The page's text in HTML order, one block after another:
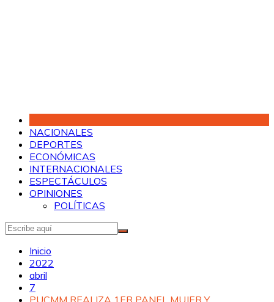
NACIONALES
DEPORTES
ECONÓMICAS
INTERNACIONALES
ESPECTÁCULOS
OPINIONES
POLÍTICAS
Inicio
2022
abril
7
PUCMM REALIZA 1ER PANEL MUJER Y